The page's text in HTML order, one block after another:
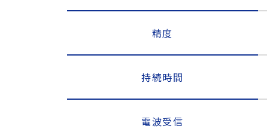
精度
持続時間
電波受信